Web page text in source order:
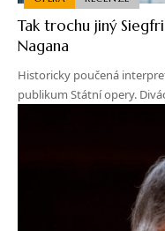
Tak trochu jiný
Nagana
Historicky poučená
publikum Státní opery.